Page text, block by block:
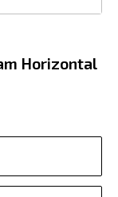
Horizontal